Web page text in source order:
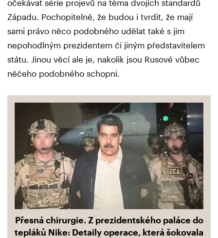
očekávat série projevů na téma dvojích standardů
Západu. Pochopitelně, že budou i tvrdit, že mají
sami právo něco podobného udělat také s jim
nepohodlným prezidentem či jiným představitelem
státu. Jinou věcí ale je, nakolik jsou Rusové vůbec
něčeho podobného schopni.
Přesná chirurgie. Z prezidentského paláce do
tepláků Nike: Detaily operace, která šokovala